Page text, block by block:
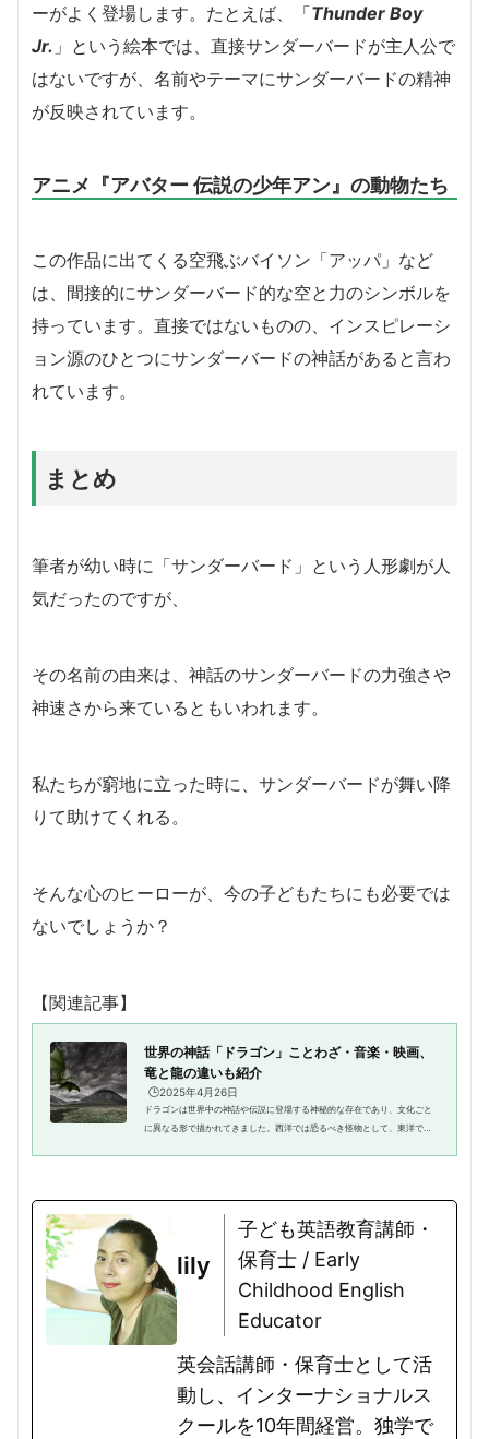
ーがよく登場します。たとえば、「Thunder Boy
Jr. 」という絵本では、直接サンダーバードが主人公で
はないですが、名前やテーマにサンダーバードの精神
が反映されています。
アニメ『アバター 伝説の少年アン』の動物たち
この作品に出てくる空飛ぶバイソン「アッパ」など
は、間接的にサンダーバード的な空と力のシンボルを
持っています。直接ではないものの、インスピレーシ
ョン源のひとつにサンダーバードの神話があると言わ
れています。
まとめ
筆者が幼い時に「サンダーバード」という人形劇が人
気だったのですが、
その名前の由来は、神話のサンダーバードの力強さや
神速さから来ているともいわれます。
私たちが窮地に立った時に、サンダーバードが舞い降
りて助けてくれる。
そんな心のヒーローが、今の子どもたちにも必要では
ないでしょうか？
【関連記事】
世界の神話「ドラゴン」ことわざ・音楽・映画、
竜と龍の違いも紹介
🕒️2025年4月26日
ドラゴンは世界中の神話や伝説に登場する神秘的な存在であり、文化ごと
に異なる形で描かれてきました。西洋では恐るべき怪物として、東洋では
lily
子ども英語教育講師・
保育士 / Early
Childhood English
Educator
英会話講師・保育士として活
動し、インターナショナルス
クールを10年間経営。独学で